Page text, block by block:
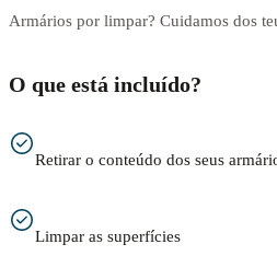
Armários por limpar? Cuidamos dos
O que está incluído?
Retirar o conteúdo dos seus
Limpar as superfícies